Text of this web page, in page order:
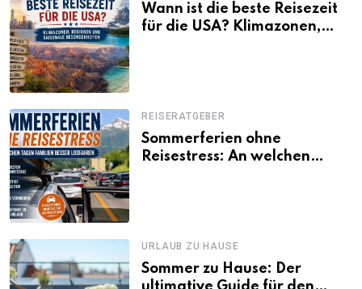
Wann ist die beste Reisezeit
für die USA? Klimazonen,
REISERATGEBER
Sommerferien ohne
Reisestress: An welchen
URLAUB ZU HAUSE
Sommer zu Hause: Der